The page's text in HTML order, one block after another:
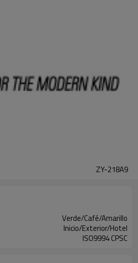
ZY-218A9
Verde/Café/Amarillo
Inicio/Exterior/Hotel
ISO9994 CPSC